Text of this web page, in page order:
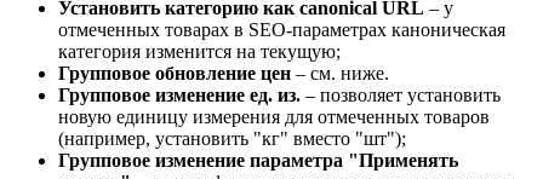
Установить категорию как canonical URL – у
отмеченных товарах в SEO-параметрах каноническая
категория изменится на текущую;
Групповое обновление цен – см. ниже.
Групповое изменение ед. из. – позволяет установить
новую единицу измерения для отмеченных товаров
(например, установить "кг" вместо "шт");
Групповое изменение параметра "Применять